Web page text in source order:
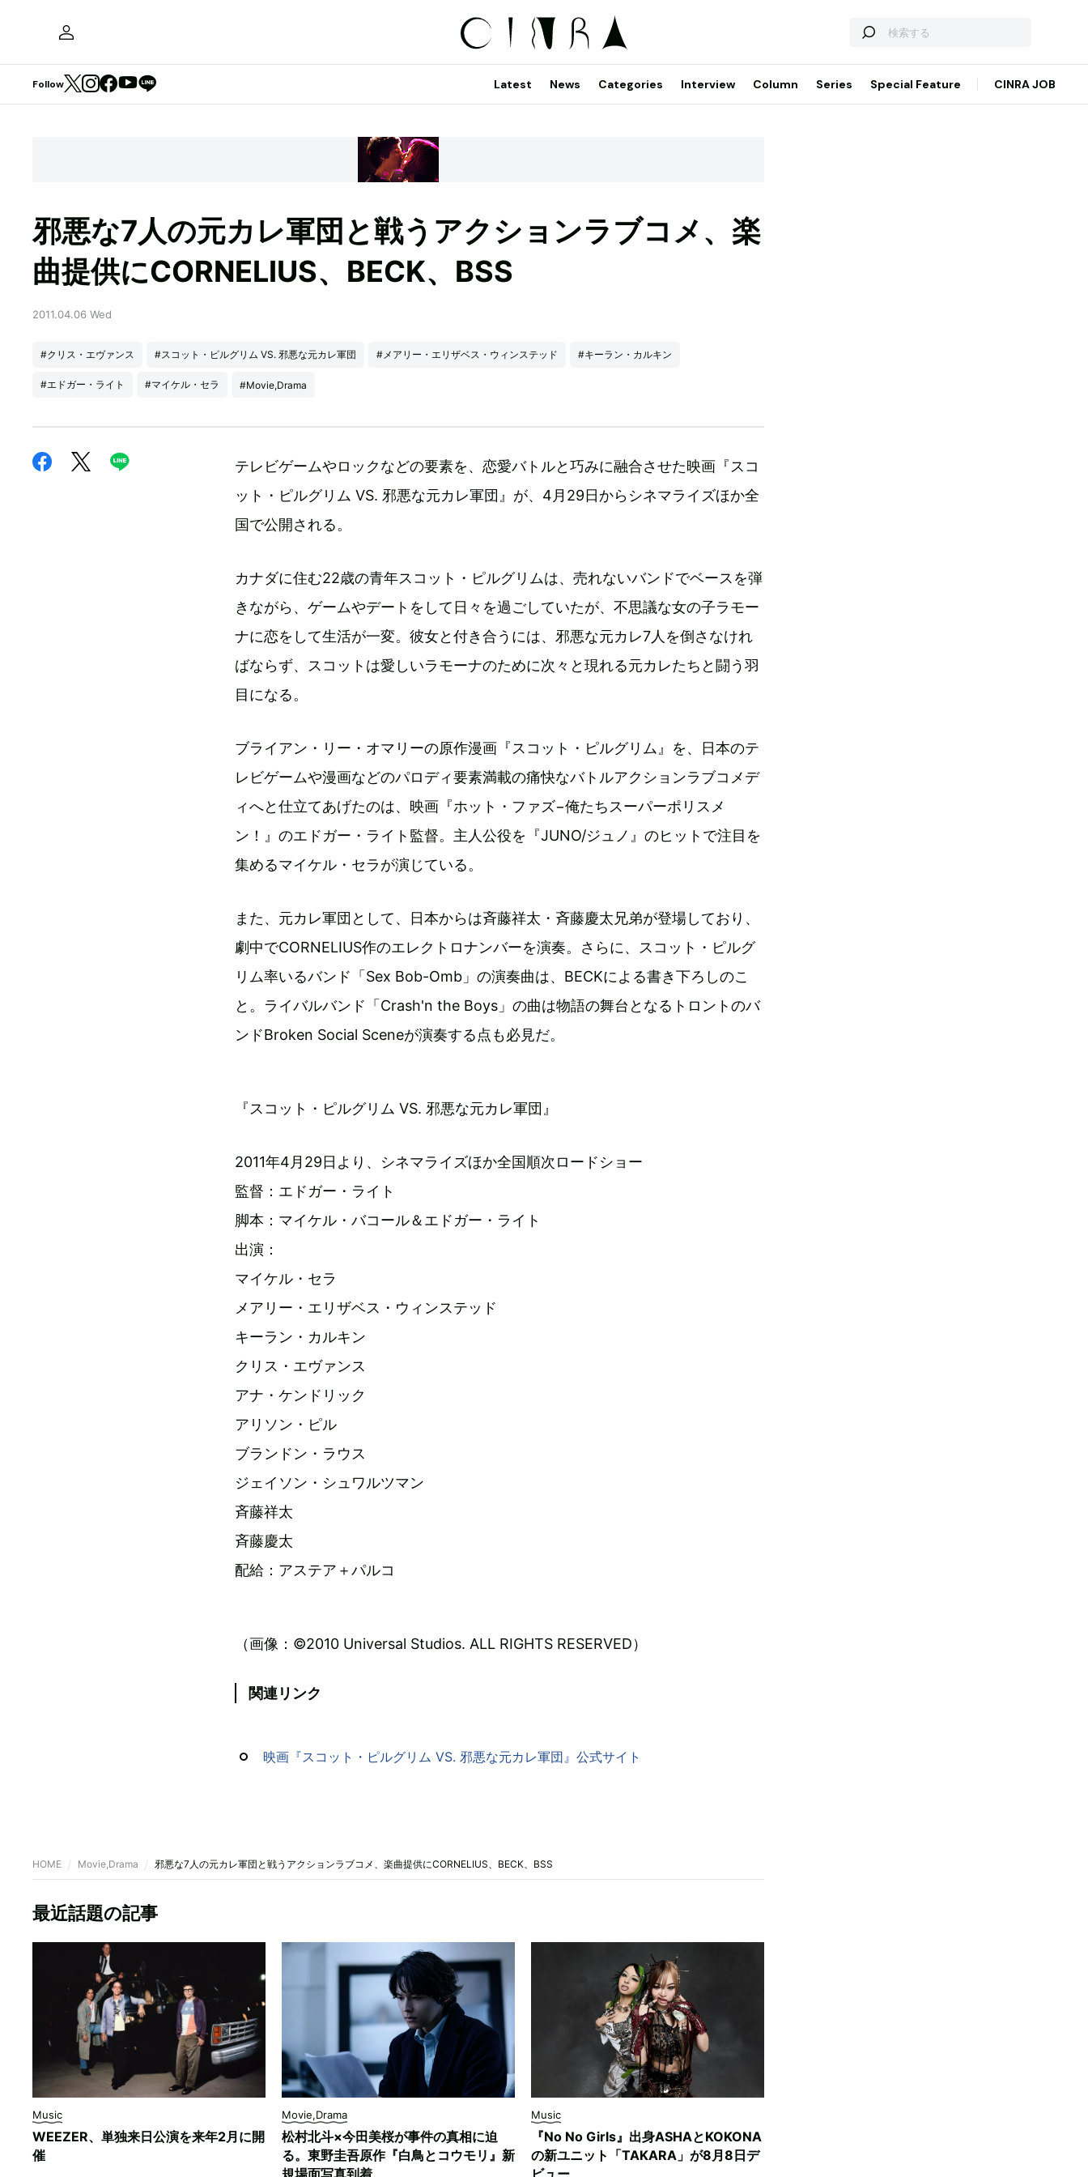
Follow Latest News Categories Interview Column Series Special Feature CINRA JOB
邪悪な7人の元カレ軍団と戦うアクションラブコメ、楽
曲提供にCORNELIUS、BECK、BSS
2011.04.06 Wed
#クリス・エヴァンス #スコット・ピルグリム VS. 邪悪な元カレ軍団 #メアリー・エリザベス・ウィンステッド #キーラン・カルキン
#エドガー・ライト #マイケル・セラ #Movie,Drama
テレビゲームやロックなどの要素を、恋愛バトルと巧みに融合させた映画『スコ
ット・ピルグリム VS. 邪悪な元カレ軍団』が、4月29日からシネマライズほか全
国で公開される。
カナダに住む22歳の青年スコット・ピルグリムは、売れないバンドでベースを弾
きながら、ゲームやデートをして日々を過ごしていたが、不思議な女の子ラモー
ナに恋をして生活が一変。彼女と付き合うには、邪悪な元カレ7人を倒さなけれ
ばならず、スコットは愛しいラモーナのために次々と現れる元カレたちと闘う羽
目になる。
ブライアン・リー・オマリーの原作漫画『スコット・ピルグリム』を、日本のテ
レビゲームや漫画などのパロディ要素満載の痛快なバトルアクションラブコメデ
ィへと仕立てあげたのは、映画『ホット・ファズ−俺たちスーパーポリスメ
ン！』のエドガー・ライト監督。主人公役を『JUNO/ジュノ』のヒットで注目を
集めるマイケル・セラが演じている。
また、元カレ軍団として、日本からは斉藤祥太・斉藤慶太兄弟が登場しており、
劇中でCORNELIUS作のエレクトロナンバーを演奏。さらに、スコット・ピルグ
リム率いるバンド「Sex Bob-Omb」の演奏曲は、BECKによる書き下ろしのこ
と。ライバルバンド「Crash'n the Boys」の曲は物語の舞台となるトロントのバ
ンドBroken Social Sceneが演奏する点も必見だ。
『スコット・ピルグリム VS. 邪悪な元カレ軍団』
2011年4月29日より、シネマライズほか全国順次ロードショー
監督：エドガー・ライト
脚本：マイケル・バコール＆エドガー・ライト
出演：
マイケル・セラ
メアリー・エリザベス・ウィンステッド
キーラン・カルキン
クリス・エヴァンス
アナ・ケンドリック
アリソン・ピル
ブランドン・ラウス
ジェイソン・シュワルツマン
斉藤祥太
斉藤慶太
配給：アステア＋パルコ
（画像：©2010 Universal Studios. ALL RIGHTS RESERVED）
関連リンク
映画『スコット・ピルグリム VS. 邪悪な元カレ軍団』公式サイト
HOME Movie,Drama 邪悪な7人の元カレ軍団と戦うアクションラブコメ、楽曲提供にCORNELIUS、BECK、BSS
最近話題の記事
Music
WEEZER、単独来日公演を来年2月に開
催
Movie,Drama
松村北斗×今田美桜が事件の真相に迫
る。東野圭吾原作『白鳥とコウモリ』新
規場面写真到着
Music
『No No Girls』出身ASHAとKOKONA
の新ユニット「TAKARA」が8月8日デ
ビュー